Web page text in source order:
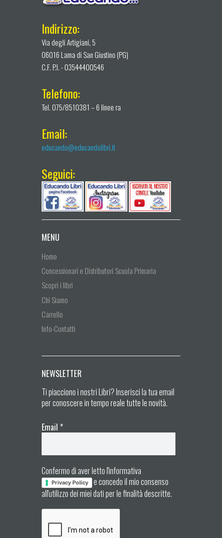
Indirizzo:
Via degli Artigiani, 5
06016 Lama di San Giustino (PG)
C.F. P.I. - 03544400546
Telefono:
Tel. 075/8510381 – 6 linee ra
Email:
educando@educandolibri.it
Seguici:
MENU
Home
Concessionari e Distributori Scuola Primaria
Scopri i libri
Chi Siamo
Carrello
Info-Contatti
NEWSLETTER
Ti piacciono i nostri Libri? Inserisci la tua email
per conoscere in tempo reale tutte le novità.
Email *
Confermo di aver letto l'informativa
Privacy Policy
e concedo il mio consenso
all'utilizzo dei miei dati per le finalità descritte.